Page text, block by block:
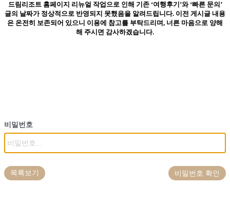
드림리조트 홈페이지 리뉴얼 작업으로 인해 기존 ‘여행후기’와 ‘빠른 문의’
글의 날짜가 정상적으로 반영되지 못했음을 알려드립니다. 이전 게시글 내용
은 온전히 보존되어 있으니 이용에 참고를 부탁드리며, 너른 마음으로 양해
해 주시면 감사하겠습니다.
비밀번호
목록보기 비밀번호 확인